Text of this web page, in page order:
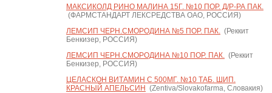
МАКСИКОЛД РИНО МАЛИНА 15Г. №10 ПОР. Д/Р-РА ПАК.
(ФАРМСТАНДАРТ ЛЕКСРЕДСТВА ОАО, РОССИЯ)
ЛЕМСИП ЧЕРН.СМОРОДИНА №5 ПОР. ПАК.(Реккит
Бенкизер, РОССИЯ)
ЛЕМСИП ЧЕРН.СМОРОДИНА №10 ПОР. ПАК.(Реккит
Бенкизер, РОССИЯ)
ЦЕЛАСКОН ВИТАМИН С 500МГ. №10 ТАБ. ШИП.
КРАСНЫЙ АПЕЛЬСИН (Zentiva/Slovakofarma, Словакия)